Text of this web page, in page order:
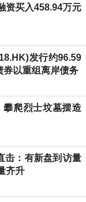
资买入458.94万元
发行约96.59
券以重组离岸债务
攀爬烈士坟墓摆造
击：有新盘到访量
齐升